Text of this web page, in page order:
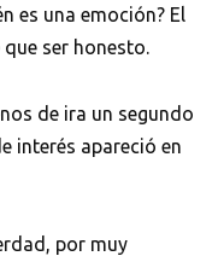
es una emoción? El
ser honesto.
de ira un segundo
interés apareció en
por muy